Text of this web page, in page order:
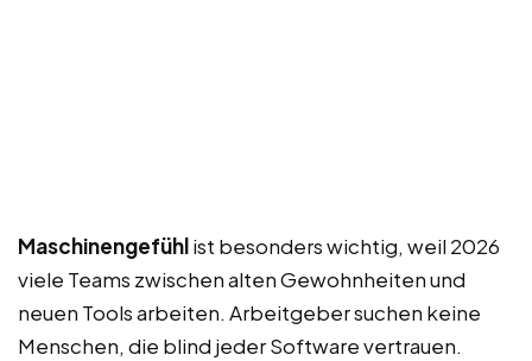
Maschinengefühlist besonders wichtig, weil 2026
viele Teams zwischen alten Gewohnheiten und
neuen Tools arbeiten. Arbeitgeber suchen keine
Menschen, die blind jeder Software vertrauen.